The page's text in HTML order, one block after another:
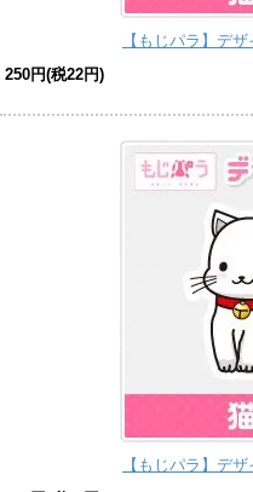
【もじパラ】デ
250円(税22円)
【もじパラ】デ